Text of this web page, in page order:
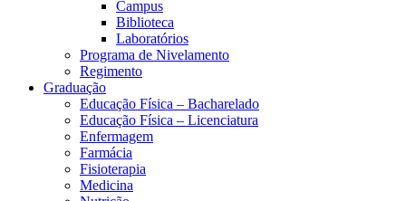
Campus
Biblioteca
Laboratórios
Programa de Nivelamento
Regimento
Graduação
Educação Física – Bacharelado
Educação Física – Licenciatura
Enfermagem
Farmácia
Fisioterapia
Medicina